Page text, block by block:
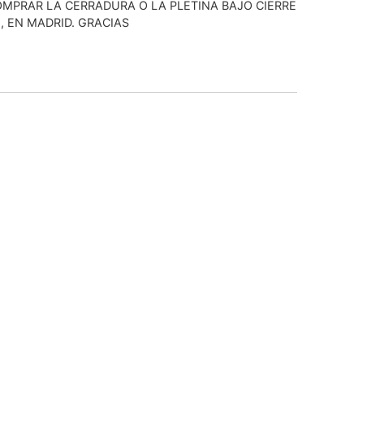
LA CERRADURA O LA PLETINA BAJO CIERRE
MADRID. GRACIAS